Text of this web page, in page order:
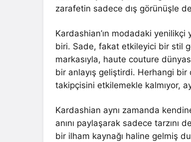
zarafetin sadece dış görünüşle
Kardashian’ın modadaki
biri. Sade, fakat etkileyici bir stil
markasıyla, haute couture
bir anlayış geliştirdi. Herhangi
takipçisini etkilemekle kalmıyor,
Kardashian aynı zamanda
anını paylaşarak sadece tarzını
bir ilham kaynağı haline gelmiş